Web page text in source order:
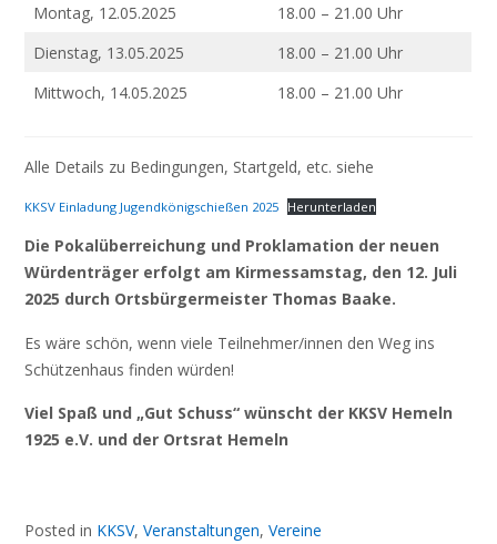
Montag, 12.05.2025
18.00 – 21.00 Uhr
Dienstag, 13.05.2025
18.00 – 21.00 Uhr
Mittwoch, 14.05.2025
18.00 – 21.00 Uhr
Alle Details zu Bedingungen, Startgeld, etc. siehe
KKSV Einladung Jugendkönigschießen 2025 Herunterladen
Die Pokalüberreichung und Proklamation der neuen
Würdenträger erfolgt am Kirmessamstag, den 12. Juli
2025 durch Ortsbürgermeister Thomas Baake.
Es wäre schön, wenn viele Teilnehmer/innen den Weg ins
Schützenhaus finden würden!
Viel Spaß und „Gut Schuss“ wünscht der KKSV Hemeln
1925 e.V. und der Ortsrat Hemeln
Posted in KKSV, Veranstaltungen, Vereine